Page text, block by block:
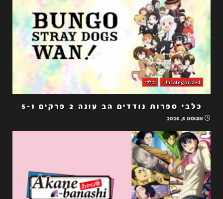
Uncategorized כללי
כלבי ספרות נודדים הב עונה 2 פרקים 5-1
אוגוסט 5, 2026